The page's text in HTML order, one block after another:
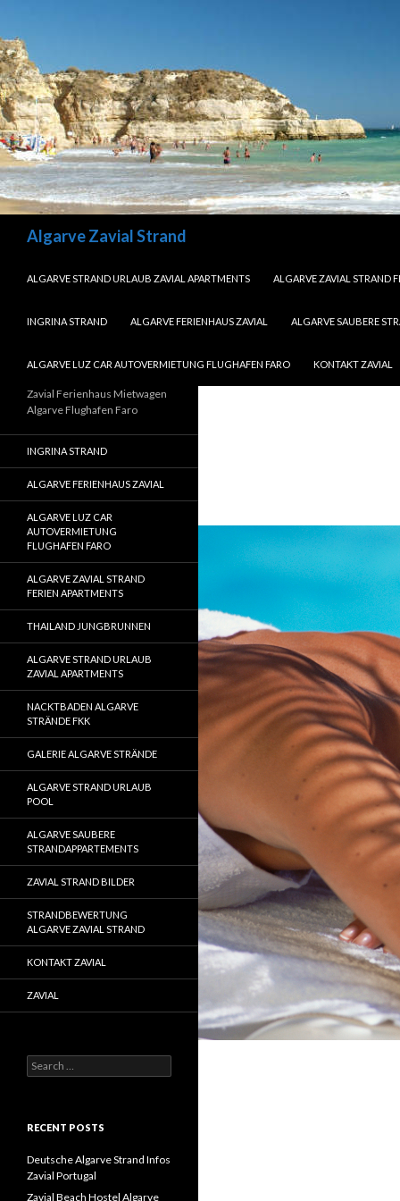
Algarve Zavial Strand
ALGARVE STRAND URLAUB ZAVIAL APARTMENTS
ALGARVE ZAVIAL STRAND
INGRINA STRAND ALGARVE FERIENHAUS ZAVIAL ALGARVE SAUBERE
ALGARVE LUZ CAR AUTOVERMIETUNG FLUGHAFEN FARO KONTAKT ZAVIAL
Zavial Ferienhaus Mietwagen
Algarve Flughafen Faro
INGRINA STRAND
ALGARVE FERIENHAUS ZAVIAL
ALGARVE LUZ CAR
AUTOVERMIETUNG
FLUGHAFEN FARO
ALGARVE ZAVIAL STRAND
FERIEN APARTMENTS
THAILAND JUNGBRUNNEN
ALGARVE STRAND URLAUB
ZAVIAL APARTMENTS
NACKTBADEN ALGARVE
STRÄNDE FKK
GALERIE ALGARVE STRÄNDE
ALGARVE STRAND URLAUB
POOL
ALGARVE SAUBERE
STRANDAPPARTEMENTS
ZAVIAL STRAND BILDER
STRANDBEWERTUNG
ALGARVE ZAVIAL STRAND
KONTAKT ZAVIAL
ZAVIAL
e
c
f
o
r
RECENT POSTS
Deutsche Algarve Strand Infos
Zavial Portugal
Zavial Beach Hostel Algarve